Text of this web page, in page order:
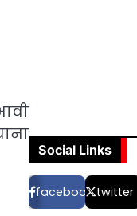
Social Links
facebook twitter